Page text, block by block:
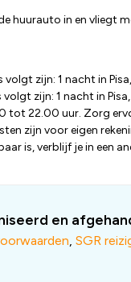
huurauto in en
zijn: 1 nacht in
zijn: 1 nacht in
tot 22.00 uur. Zorg
zijn voor eigen
is, verblijf je in
en
, SGR